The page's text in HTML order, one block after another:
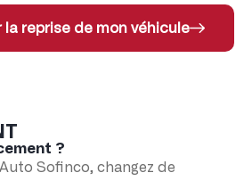
la reprise de mon véhicule
?
Sofinco, changez de